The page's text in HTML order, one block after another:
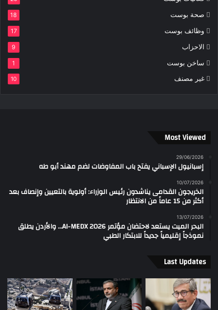
صحة بوست 18
وظائف بوست 17
الاحزاب 9
ساخن بوست 1
غير مصنف 10
Most Viewed
29/06/2026
إسبانيول الإسباني يفتح باب المفاوضات لضم مهند أبو طه
10/07/2026
الخريجون القدامى يناشدون رئيس الوزراء: أولوية بالتعيين وإنصاف بعد
أكثر من 15 عاماً من الانتظار
13/07/2026
البحر الميت يستعد لاحتضان مؤتمر AI-MEDX 2026… والأردن يطلق
نموذجاً إقليمياً جديداً للابتكار الطبي
Last Updates